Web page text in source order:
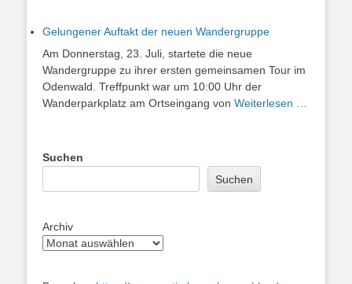
Gelungener Auftakt der neuen Wandergruppe
Am Donnerstag, 23. Juli, startete die neue
Wandergruppe zu ihrer ersten gemeinsamen Tour im
Odenwald. Treffpunkt war um 10:00 Uhr der
Wanderparkplatz am Ortseingang von Weiterlesen …
Suchen
Suchen
Archiv